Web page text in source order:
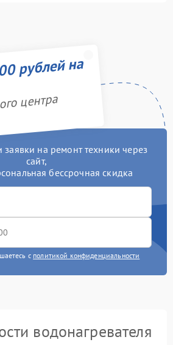
рублей на
центра
на ремонт техники через
сайт,
бессрочная скидка
с политикой конфиденциальности
водонагревателя